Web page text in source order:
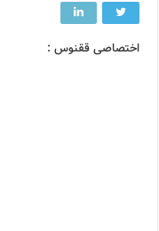
اختصاصی ققنوس :